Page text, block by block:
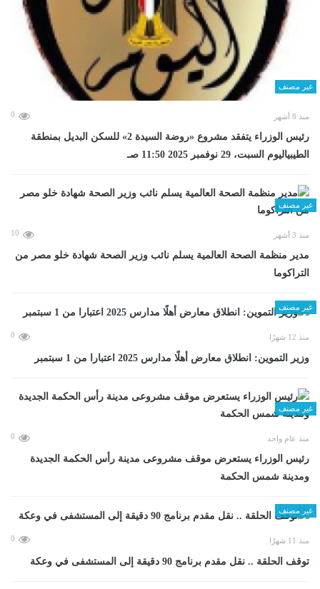
غير مصنف
منذ 8 أشهر 0
رئيس الوزراء يتفقد مشروع «روضة السيدة 2» للسكن البديل بمنطقة
الطيبياليوم السبت، 29 نوفمبر 2025 11:50 صـ
غير مصنف
منذ 3 أشهر 10
مدير منظمة الصحة العالمية يسلم نائب وزير الصحة شهادة خلو مصر من
التراكوما
غير مصنف
منذ 12 شهرًا 0
وزير التموين: انطلاق معارض أهلًا مدارس 2025 اعتبارا من 1 سبتمبر
غير مصنف
منذ عام واحد 0
رئيس الوزراء يستعرض موقف مشروعى مدينة رأس الحكمة الجديدة
ومدينة شمس الحكمة
غير مصنف
منذ 11 شهرًا 0
توقف الحلقة .. نقل مقدم برنامج 90 دقيقة إلى المستشفى في وعكة